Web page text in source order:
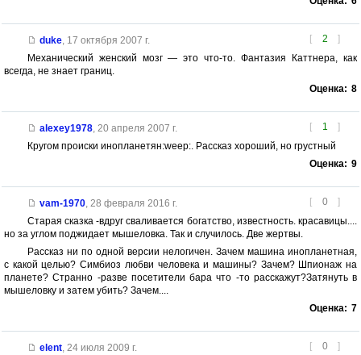
[ 2 ]
duke, 17 октября 2007 г.
Механический женский мозг — это что-то. Фантазия Каттнера, как
всегда, не знает границ.
Оценка: 8
[ 1 ]
alexey1978, 20 апреля 2007 г.
Кругом происки инопланетян:weep:. Рассказ хороший, но грустный
Оценка: 9
[ 0 ]
vam-1970, 28 февраля 2016 г.
Старая сказка -вдруг сваливается богатство, известность. красавицы....
но за углом поджидает мышеловка. Так и случилось. Две жертвы.
Рассказ ни по одной версии нелогичен. Зачем машина инопланетная,
с какой целью? Симбиоз любви человека и машины? Зачем? Шпионаж на
планете? Странно -разве посетители бара что -то расскажут?Затянуть в
мышеловку и затем убить? Зачем....
Оценка: 7
[ 0 ]
elent, 24 июля 2009 г.